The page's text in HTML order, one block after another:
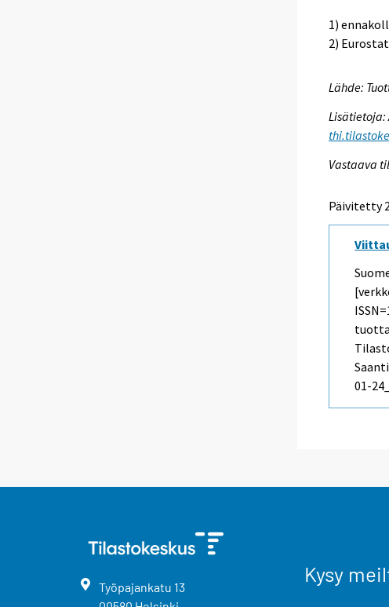
1)
2)
Lähde:
Lisätietoja:
Vastaava
Päivitetty
01-
Työpajankatu 13
Kysy